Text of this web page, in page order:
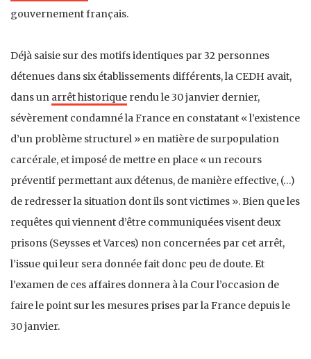
gouvernement français.
Déjà saisie sur des motifs identiques par 32 personnes
détenues dans six établissements différents, la CEDH avait,
dans un arrêt historique rendu le 30 janvier dernier,
sévèrement condamné la France en constatant « l’existence
d’un problème structurel » en matière de surpopulation
carcérale, et imposé de mettre en place « un recours
préventif permettant aux détenus, de manière effective, (…)
de redresser la situation dont ils sont victimes ». Bien que les
requêtes qui viennent d’être communiquées visent deux
prisons (Seysses et Varces) non concernées par cet arrêt,
l’issue qui leur sera donnée fait donc peu de doute. Et
l’examen de ces affaires donnera à la Cour l’occasion de
faire le point sur les mesures prises par la France depuis le
30 janvier.